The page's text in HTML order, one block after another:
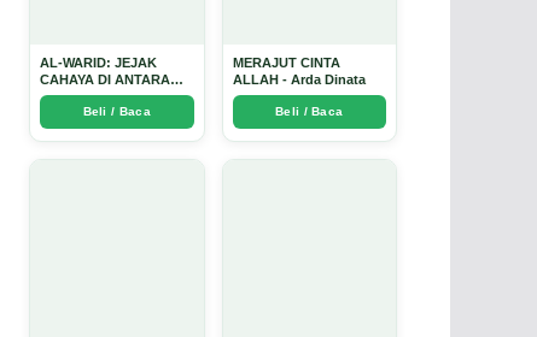
AL-WARID: JEJAK
CAHAYA DI ANTARA
DUA ZAMAN - Arda
Beli / Baca
MERAJUT CINTA
ALLAH - Arda Dinata
Beli / Baca